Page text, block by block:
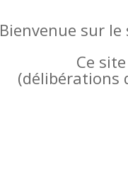
Bienvenue sur
Ce
(délibérations